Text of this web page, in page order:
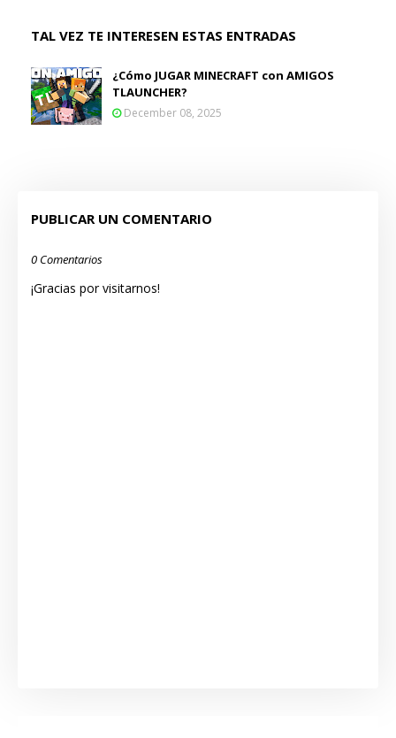
TAL VEZ TE INTERESEN ESTAS ENTRADAS
¿Cómo JUGAR MINECRAFT con AMIGOS
TLAUNCHER?
December 08, 2025
PUBLICAR UN COMENTARIO
0 Comentarios
¡Gracias por visitarnos!